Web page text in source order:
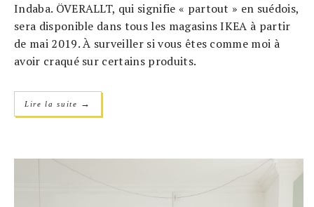
Indaba. ÖVERALLT, qui signifie « partout » en suédois,
sera disponible dans tous les magasins IKEA à partir
de mai 2019. À surveiller si vous êtes comme moi à
avoir craqué sur certains produits.
Lire la suite →